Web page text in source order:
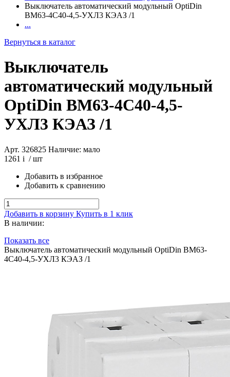
Выключатель автоматический модульный OptiDin
BM63-4C40-4,5-УХЛ3 КЭАЗ /1
...
Вернуться в каталог
Выключатель
автоматический модульный
OptiDin BM63-4C40-4,5-
УХЛ3 КЭАЗ /1
Арт. 326825 Наличие: мало
1261 i / шт
Добавить в избранное
Добавить к сравнению
Добавить в корзину Купить в 1 клик
В наличии:
Показать все
Выключатель автоматический модульный OptiDin BM63-
4C40-4,5-УХЛ3 КЭАЗ /1